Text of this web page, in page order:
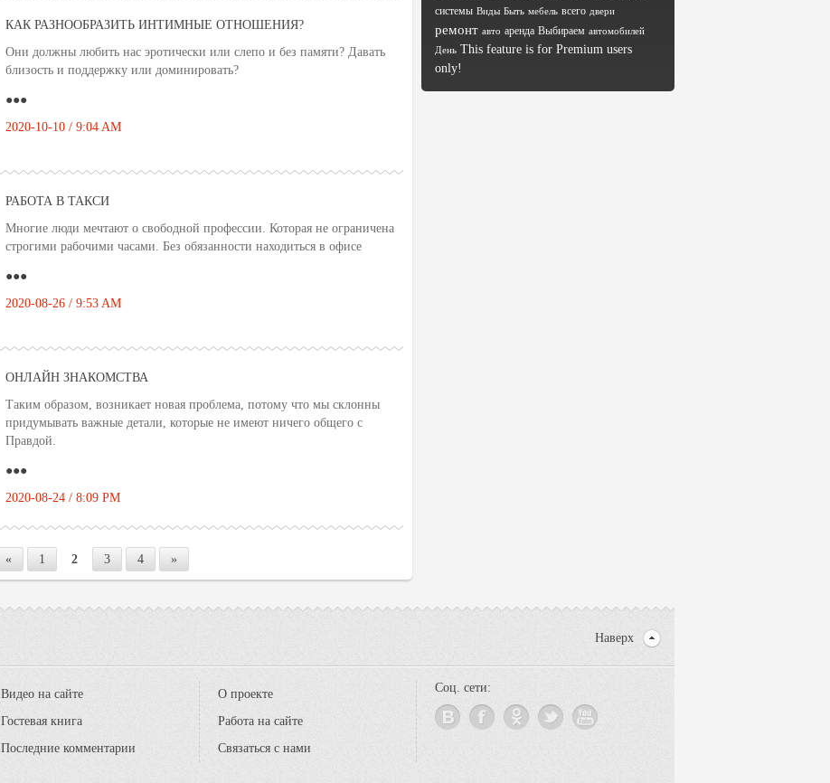
КАК РАЗНООБРАЗИТЬ ИНТИМНЫЕ ОТНОШЕНИЯ?
Они должны любить нас эротически или слепо и без памяти? Давать
близость и поддержку или доминировать?
●●●
2020-10-10 / 9:04 AM
РАБОТА В ТАКСИ
Многие люди мечтают о свободной профессии. Которая не ограничена
строгими рабочими часами. Без обязанности находиться в офисе
●●●
2020-08-26 / 9:53 AM
ОНЛАЙН ЗНАКОМСТВА
Таким образом, возникает новая проблема, потому что мы склонны
придумывать важные детали, которые не имеют ничего общего с
Правдой.
●●●
2020-08-24 / 8:09 PM
« 1 2 3 4 »
системы Виды Быть мебель всего двери
ремонт авто аренда Выбираем автомобилей
День This feature is for Premium users
only!
Наверх
Видео на сайте
Гостевая книга
Последние комментарии
О проекте
Работа на сайте
Связаться с нами
Соц. сети: